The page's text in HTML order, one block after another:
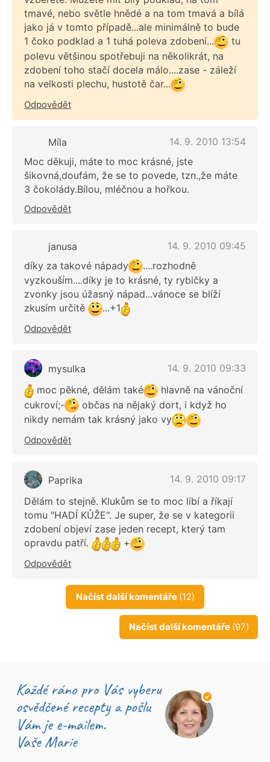
tmavé, nebo světle hnědé a na tom tmavá a bílá
jako já v tomto případě...ale minimálně to bude
1 čoko podklad a 1 tuhá poleva zdobení...
tu
polevu většinou spotřebuji na několikrát, na
zdobení toho stačí docela málo....zase - záleží
na velkosti plechu, hustotě čar...
Odpovědět
Míla
14. 9. 2010 13:54
Moc děkuji, máte to moc krásné, jste
šikovná,doufám, že se to povede, tzn.,že máte
3 čokolády.Bílou, mléčnou a hořkou.
Odpovědět
janusa
14. 9. 2010 09:45
díky za takové nápady
....rozhodně
vyzkouším....díky je to krásné, ty rybičky a
zvonky jsou úžasný nápad...vánoce se blíží
zkusím určitě
...+1
Odpovědět
mysulka
14. 9. 2010 09:33
moc pěkné, dělám také
hlavně na vánoční
cukroví;-
občas na nějaký dort, i když ho
nikdy nemám tak krásný jako vy
Odpovědět
Paprika
14. 9. 2010 09:17
Dělám to stejně. Klukům se to moc líbí a říkají
tomu "HADÍ KŮŽE". Je super, že se v kategorii
zdobení objeví zase jeden recept, který tam
opravdu patří.
+
Odpovědět
Načíst další komentáře (12)
Načíst další komentáře (97)